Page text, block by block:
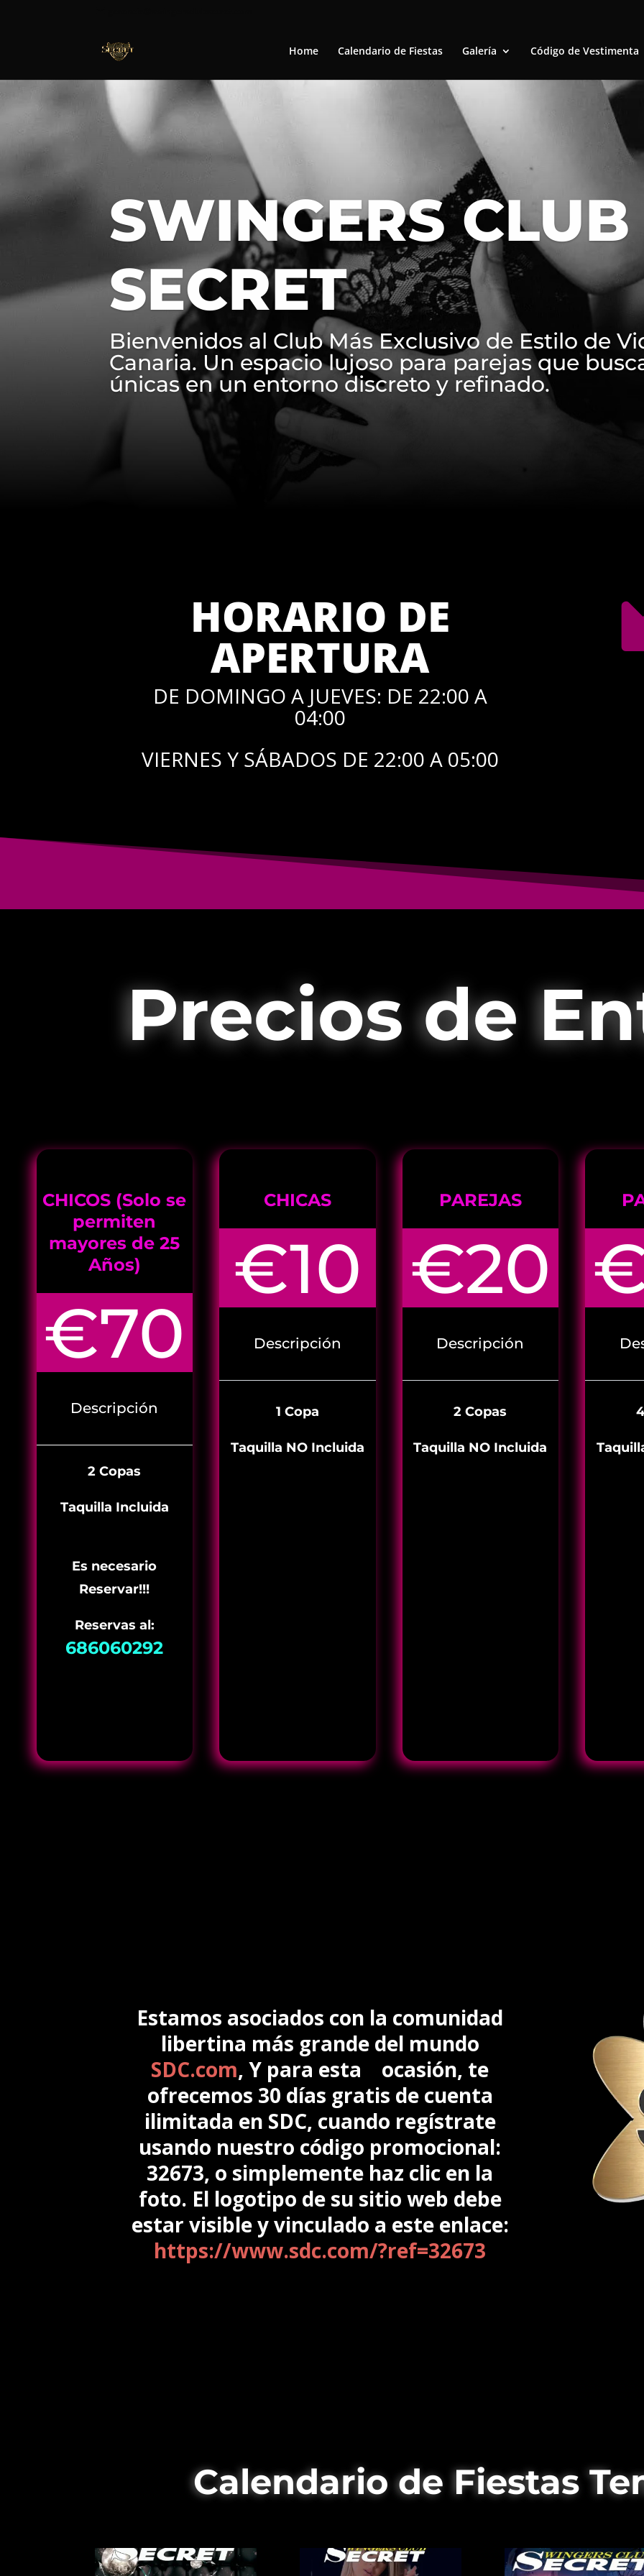
Home Calendario de Fiestas Galería Código de Vestimenta
SWINGERS CLUB
SECRET
Bienvenidos al Club Más Exclusivo de Estilo de
Canaria. Un espacio lujoso para parejas que
únicas en un entorno discreto y refinado.
HORARIO DE
APERTURA
DE DOMINGO A JUEVES: DE 22:00 A
04:00
VIERNES Y SÁBADOS DE 22:00 A 05:00
Precios de
CHICOS (Solo se
permiten
mayores de 25
Años)
€70
Descripción
2 Copas
Taquilla Incluida
Es necesario
Reservar!!!
Reservas al:
686060292
CHICAS
€10
Descripción
1 Copa
Taquilla NO Incluida
PAREJAS
€20
Descripción
2 Copas
Taquilla NO Incluida
Estamos asociados con la comunidad
libertina más grande del mundo
SDC.com, Y para esta ocasión, te
ofrecemos 30 días gratis de cuenta
ilimitada en SDC, cuando regístrate
usando nuestro código promocional:
32673, o simplemente haz clic en la
foto. El logotipo de su sitio web debe
estar visible y vinculado a este enlace:
https://www.sdc.com/?ref=32673
Calendario de Fiestas